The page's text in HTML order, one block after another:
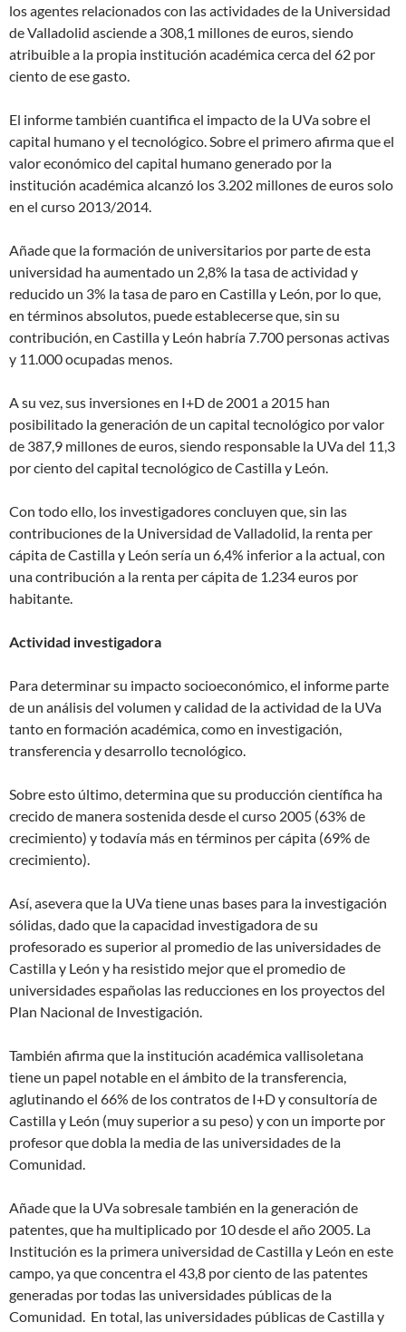
los agentes relacionados con las actividades de la Universidad
de Valladolid asciende a 308,1 millones de euros, siendo
atribuible a la propia institución académica cerca del 62 por
ciento de ese gasto.
El informe también cuantifica el impacto de la UVa sobre el
capital humano y el tecnológico. Sobre el primero afirma que el
valor económico del capital humano generado por la
institución académica alcanzó los 3.202 millones de euros solo
en el curso 2013/2014.
Añade que la formación de universitarios por parte de esta
universidad ha aumentado un 2,8% la tasa de actividad y
reducido un 3% la tasa de paro en Castilla y León, por lo que,
en términos absolutos, puede establecerse que, sin su
contribución, en Castilla y León habría 7.700 personas activas
y 11.000 ocupadas menos.
A su vez, sus inversiones en I+D de 2001 a 2015 han
posibilitado la generación de un capital tecnológico por valor
de 387,9 millones de euros, siendo responsable la UVa del 11,3
por ciento del capital tecnológico de Castilla y León.
Con todo ello, los investigadores concluyen que, sin las
contribuciones de la Universidad de Valladolid, la renta per
cápita de Castilla y León sería un 6,4% inferior a la actual, con
una contribución a la renta per cápita de 1.234 euros por
habitante.
Actividad investigadora
Para determinar su impacto socioeconómico, el informe parte
de un análisis del volumen y calidad de la actividad de la UVa
tanto en formación académica, como en investigación,
transferencia y desarrollo tecnológico.
Sobre esto último, determina que su producción científica ha
crecido de manera sostenida desde el curso 2005 (63% de
crecimiento) y todavía más en términos per cápita (69% de
crecimiento).
Así, asevera que la UVa tiene unas bases para la investigación
sólidas, dado que la capacidad investigadora de su
profesorado es superior al promedio de las universidades de
Castilla y León y ha resistido mejor que el promedio de
universidades españolas las reducciones en los proyectos del
Plan Nacional de Investigación.
También afirma que la institución académica vallisoletana
tiene un papel notable en el ámbito de la transferencia,
aglutinando el 66% de los contratos de I+D y consultoría de
Castilla y León (muy superior a su peso) y con un importe por
profesor que dobla la media de las universidades de la
Comunidad.
Añade que la UVa sobresale también en la generación de
patentes, que ha multiplicado por 10 desde el año 2005. La
Institución es la primera universidad de Castilla y León en este
campo, ya que concentra el 43,8 por ciento de las patentes
generadas por todas las universidades públicas de la
Comunidad. En total, las universidades públicas de Castilla y